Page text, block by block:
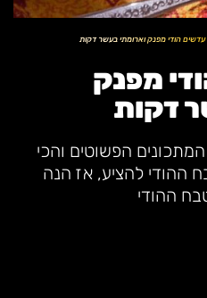
הודי מפנק וארומתי בעשר דקות
מפנק
דקות
הפשוטים והכי
ההודי להציע, אז הנה
ההודי